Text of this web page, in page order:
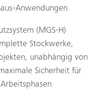
Anwendungen
(MGS-H)
Stockwerke,
unabhängig von
Sicherheit für